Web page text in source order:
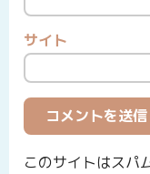
サイト
このサイトはスパ